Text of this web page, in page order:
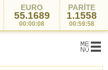
EURO
55.1689
00:00:08
PARİTE
1.1558
00:59:58